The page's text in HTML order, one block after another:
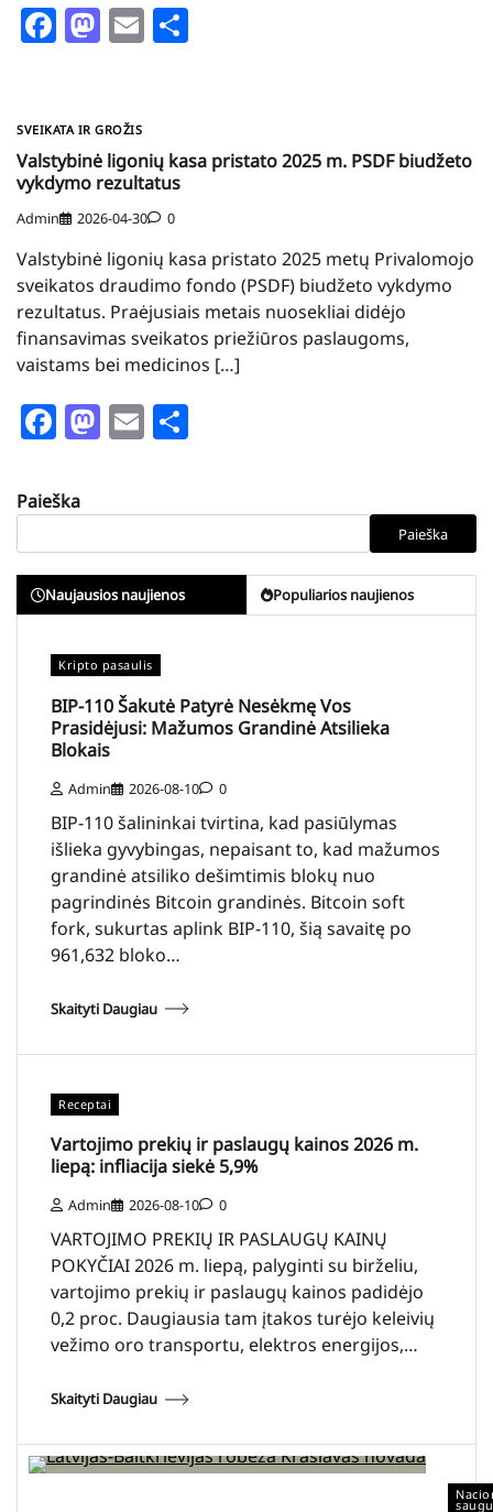
Facebook
Mastodon
Email
SVEIKATA IR GROŽIS
Valstybinė ligonių kasa pristato 2025 m. PSDF biudžeto
vykdymo rezultatus
Admin 2026-04-30 0
Valstybinė ligonių kasa pristato 2025 metų Privalomojo
sveikatos draudimo fondo (PSDF) biudžeto vykdymo
rezultatus. Praėjusiais metais nuosekliai didėjo
finansavimas sveikatos priežiūros paslaugoms,
vaistams bei medicinos […]
Facebook
Mastodon
Email
Paieška
Paieška
Naujausios naujienos Populiarios naujienos
Kripto pasaulis
BIP-110 Šakutė Patyrė Nesėkmę Vos
Prasidėjusi: Mažumos Grandinė Atsilieka
Blokais
Admin 2026-08-10 0
BIP-110 šalininkai tvirtina, kad pasiūlymas
išlieka gyvybingas, nepaisant to, kad mažumos
grandinė atsiliko dešimtimis blokų nuo
pagrindinės Bitcoin grandinės. Bitcoin soft
fork, sukurtas aplink BIP-110, šią savaitę po
961,632 bloko…
Skaityti Daugiau
Receptai
Vartojimo prekių ir paslaugų kainos 2026 m.
liepą: infliacija siekė 5,9%
Admin 2026-08-10 0
VARTOJIMO PREKIŲ IR PASLAUGŲ KAINŲ
POKYČIAI 2026 m. liepą, palyginti su birželiu,
vartojimo prekių ir paslaugų kainos padidėjo
0,2 proc. Daugiausia tam įtakos turėjo keleivių
vežimo oro transportu, elektros energijos,…
Skaityti Daugiau